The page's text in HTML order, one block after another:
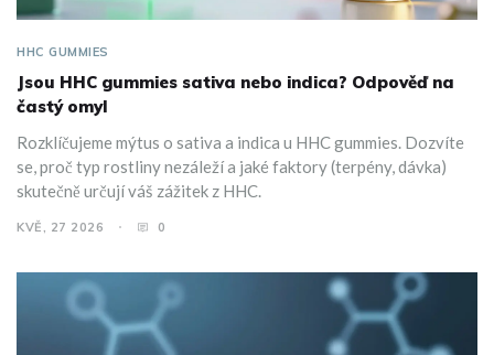
HHC GUMMIES
Jsou HHC gummies sativa nebo indica? Odpověď na
častý omyl
Rozklíčujeme mýtus o sativa a indica u HHC gummies. Dozvíte
se, proč typ rostliny nezáleží a jaké faktory (terpény, dávka)
skutečně určují váš zážitek z HHC.
KVĚ, 27 2026 0